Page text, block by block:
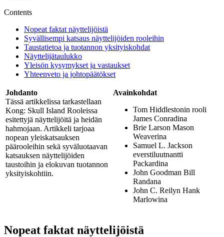
Contents
Nopeat faktat näyttelijöistä
Syvällisempi katsaus näyttelijöiden rooleihin
Taustatietoa ja tuotannon yksityiskohdat
Näyttelijätaulukko
Yleisön kysymykset ja vastaukset
Yhteenveto ja johtopäätökset
Johdanto
Tässä artikkelissa tarkastellaan
Kong: Skull Island Rooleissa
esitettyjä näyttelijöitä ja heidän
hahmojaan. Artikkeli tarjoaa
nopean yleiskatsauksen
päärooleihin sekä syväluotaavan
katsauksen näyttelijöiden
taustoihin ja elokuvan tuotannon
yksityiskohtiin.
Avainkohdat
Tom Hiddlestonin rooli
James Conradina
Brie Larson Mason
Weaverina
Samuel L. Jackson
everstiluutnantti
Packardina
John Goodman Bill
Randana
John C. Reilyn Hank
Marlowina
Nopeat faktat näyttelijöistä